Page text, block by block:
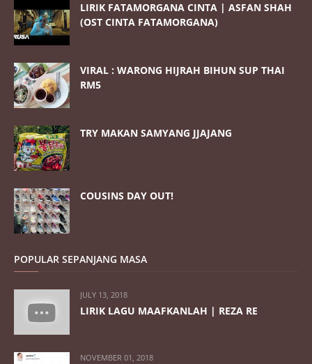
LIRIK FATAMORGANA CINTA | ASFAN SHAH
(OST CINTA FATAMORGANA)
VIRAL : WARONG HIJRAH BIHUN SUP THAI
RM5
TRY MAKAN SAMYANG JJAJANG
COUSINS DAY OUT!
POPULAR SEPANJANG MASA
JULY 13, 2018
LIRIK LAGU MAAFKANLAH | REZA RE
NOVEMBER 01, 2018